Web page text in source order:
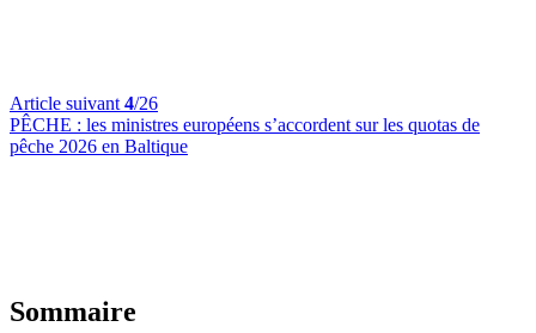
Article suivant 4/26
PÊCHE : les ministres européens s’accordent sur les quotas de
pêche 2026 en Baltique
Sommaire